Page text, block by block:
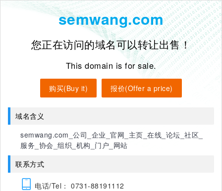
semwang.com
您正在访问的域名可以转让出售！
This domain is for sale.
购买(Buy it) 报价(Offer a price)
域名含义
semwang.com_公司_企业_官网_主页_在线_论坛_社区_
服务_协会_组织_机构_门户_网站
联系方式
电话/Tel： 0731-88191112